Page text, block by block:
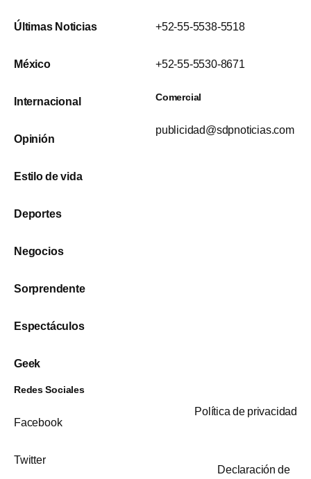
Últimas Noticias
México
Internacional
Opinión
Estilo de vida
Deportes
Negocios
Sorprendente
Espectáculos
Geek
+52-55-5538-5518
+52-55-5530-8671
Comercial
publicidad@sdpnoticias.com
Redes Sociales
Facebook
Twitter
Política de privacidad
Declaración de